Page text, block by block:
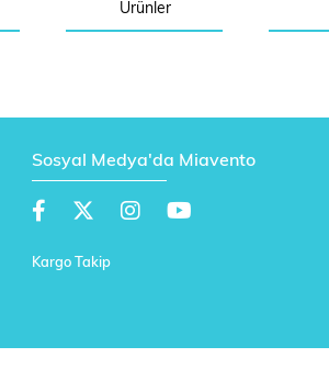
Ürünler
Sosyal Medya'da Miavento
Kargo Takip